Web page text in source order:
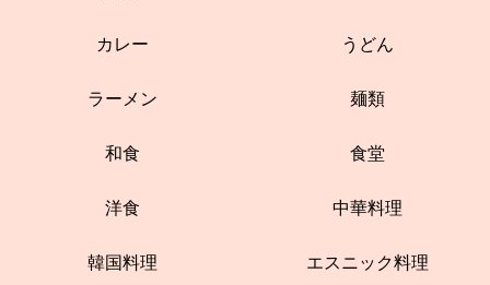
カレー うどん
ラーメン 麺類
和食 食堂
洋食 中華料理
韓国料理 エスニック料理